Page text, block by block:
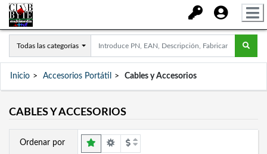
Todas las categorías
Inicio Accesorios Portátil Cables y Accesorios
CABLES Y ACCESORIOS
Ordenar por